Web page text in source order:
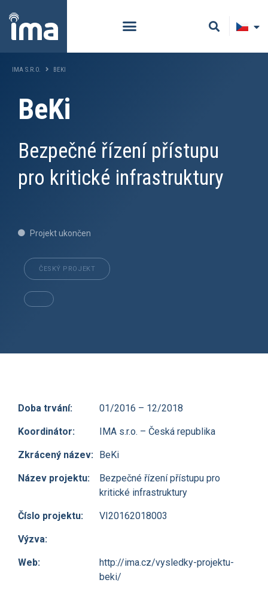
IMA S.R.O. BEKI
BeKi
Bezpečné řízení přístupu
pro kritické infrastruktury
Projekt ukončen
ČESKÝ PROJEKT
Doba trvání: 01/2016 – 12/2018
Koordinátor: IMA s.r.o. – Česká republika
Zkrácený název: BeKi
Název projektu:
Bezpečné řízení přístupu pro
kritické infrastruktury
Číslo projektu: VI20162018003
Výzva:
Web:
http://ima.cz/vysledky-projektu-
beki/